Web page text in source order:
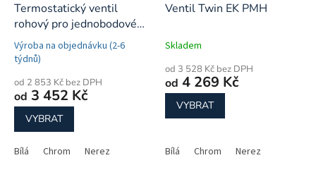
Termostatický ventil
rohový pro jednobodové
připojení
Výroba na objednávku (2-6
týdnů)
od 2 853 Kč bez DPH
od 3 452 Kč
VYBRAT
Bílá Chrom Nerez
Ventil Twin EK PMH
Skladem
od 3 528 Kč bez DPH
od 4 269 Kč
VYBRAT
Bílá Chrom Nerez